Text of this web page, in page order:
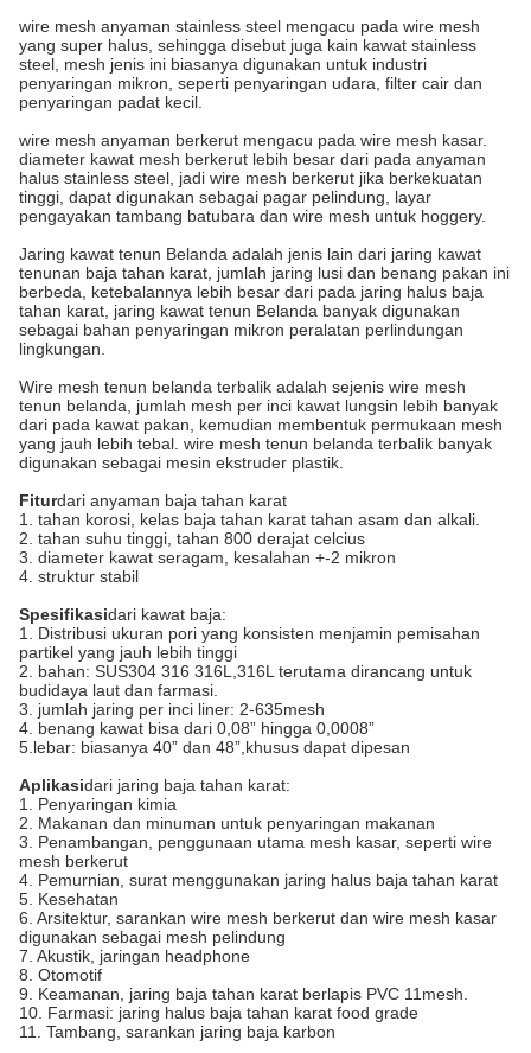
wire mesh anyaman stainless steel mengacu pada wire mesh
yang super halus, sehingga disebut juga kain kawat stainless
steel, mesh jenis ini biasanya digunakan untuk industri
penyaringan mikron, seperti penyaringan udara, filter cair dan
penyaringan padat kecil.
wire mesh anyaman berkerut mengacu pada wire mesh kasar.
diameter kawat mesh berkerut lebih besar dari pada anyaman
halus stainless steel, jadi wire mesh berkerut jika berkekuatan
tinggi, dapat digunakan sebagai pagar pelindung, layar
pengayakan tambang batubara dan wire mesh untuk hoggery.
Jaring kawat tenun Belanda adalah jenis lain dari jaring kawat
tenunan baja tahan karat, jumlah jaring lusi dan benang pakan ini
berbeda, ketebalannya lebih besar dari pada jaring halus baja
tahan karat, jaring kawat tenun Belanda banyak digunakan
sebagai bahan penyaringan mikron peralatan perlindungan
lingkungan.
Wire mesh tenun belanda terbalik adalah sejenis wire mesh
tenun belanda, jumlah mesh per inci kawat lungsin lebih banyak
dari pada kawat pakan, kemudian membentuk permukaan mesh
yang jauh lebih tebal. wire mesh tenun belanda terbalik banyak
digunakan sebagai mesin ekstruder plastik.
Fiturdari anyaman baja tahan karat
1. tahan korosi, kelas baja tahan karat tahan asam dan alkali.
2. tahan suhu tinggi, tahan 800 derajat celcius
3. diameter kawat seragam, kesalahan +-2 mikron
4. struktur stabil
Spesifikasidari kawat baja:
1. Distribusi ukuran pori yang konsisten menjamin pemisahan
partikel yang jauh lebih tinggi
2. bahan: SUS304 316 316L,316L terutama dirancang untuk
budidaya laut dan farmasi.
3. jumlah jaring per inci liner: 2-635mesh
4. benang kawat bisa dari 0,08” hingga 0,0008”
5.lebar: biasanya 40” dan 48”,khusus dapat dipesan
Aplikasidari jaring baja tahan karat:
1. Penyaringan kimia
2. Makanan dan minuman untuk penyaringan makanan
3. Penambangan, penggunaan utama mesh kasar, seperti wire
mesh berkerut
4. Pemurnian, surat menggunakan jaring halus baja tahan karat
5. Kesehatan
6. Arsitektur, sarankan wire mesh berkerut dan wire mesh kasar
digunakan sebagai mesh pelindung
7. Akustik, jaringan headphone
8. Otomotif
9. Keamanan, jaring baja tahan karat berlapis PVC 11mesh.
10. Farmasi: jaring halus baja tahan karat food grade
11. Tambang, sarankan jaring baja karbon